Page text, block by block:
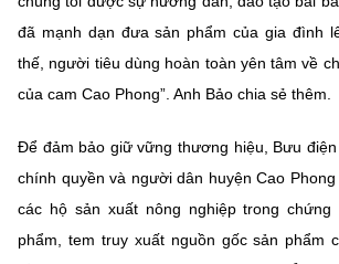
đã mạnh dạn đưa sản phẩm của gia đình
thế, người tiêu dùng hoàn toàn yên tâm về
của cam Cao Phong”. Anh Bảo chia sẻ thêm.
Để đảm bảo giữ vững thương hiệu, Bưu
chính quyền và người dân huyện Cao
các hộ sản xuất nông nghiệp trong
phẩm, tem truy xuất nguồn gốc sản phẩm